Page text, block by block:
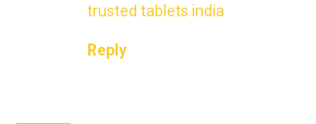
trusted tablets india
Reply